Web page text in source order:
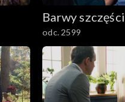
3001-3100
2901-3000
2801–2900
Barwy
odc. 2599